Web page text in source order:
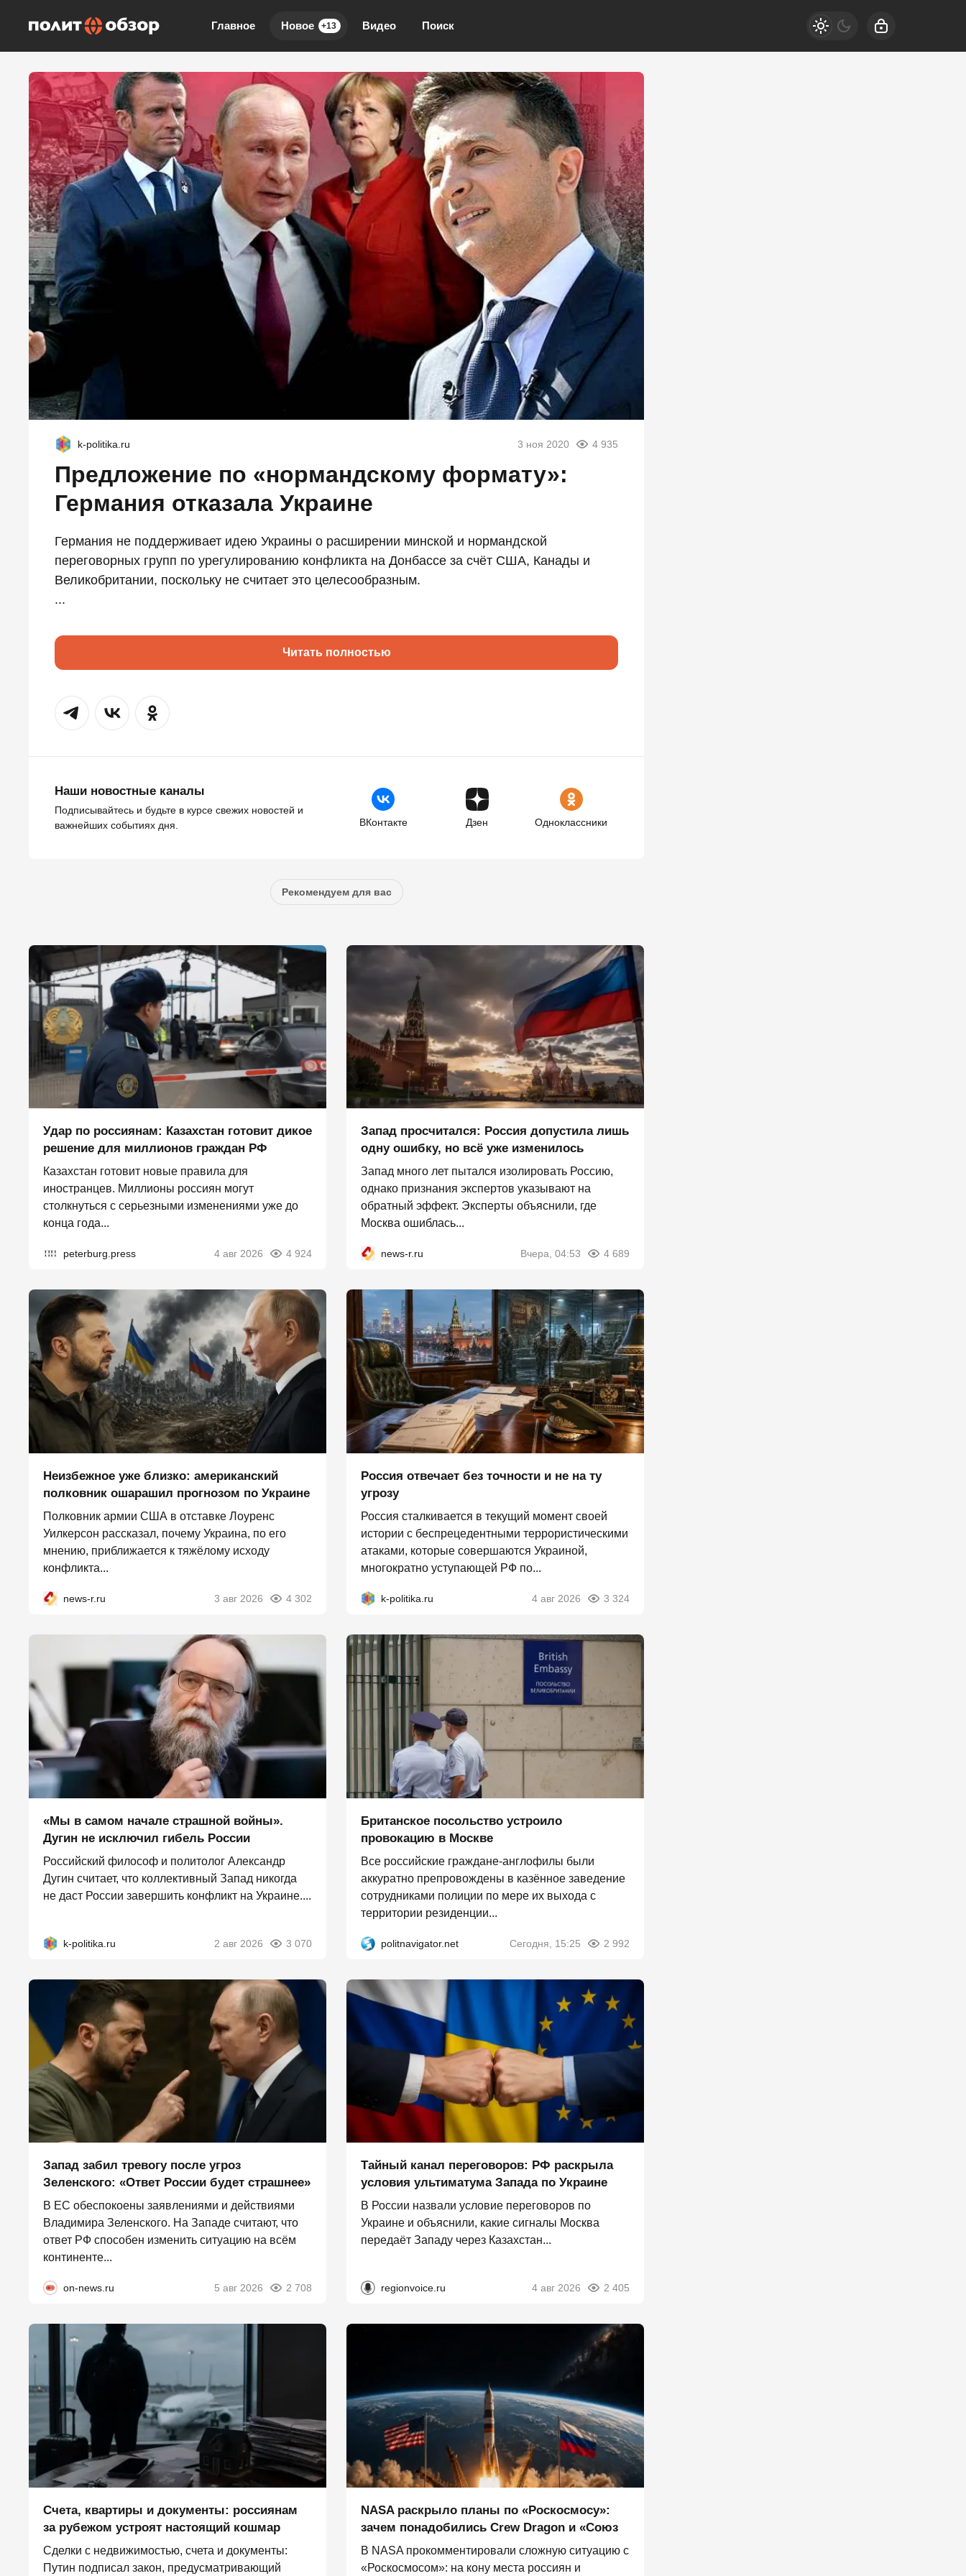
Главное Новое +13 Видео Поиск
k-politika.ru 3 ноя 2020 4 935
Предложение по «нормандскому формату»:
Германия отказала Украине
Германия не поддерживает идею Украины о расширении минской и нормандской
переговорных групп по урегулированию конфликта на Донбассе за счёт США, Канады и
Великобритании, поскольку не считает это целесообразным.
...
Читать полностью
Наши новостные каналы
Подписывайтесь и будьте в курсе свежих новостей и
важнейших событиях дня.
ВКонтакте Дзен Одноклассники
Рекомендуем для вас
Удар по россиянам: Казахстан готовит дикое
решение для миллионов граждан РФ
Казахстан готовит новые правила для
иностранцев. Миллионы россиян могут
столкнуться с серьезными изменениями уже до
конца года...
peterburg.press 4 авг 2026 4 924
Запад просчитался: Россия допустила лишь
одну ошибку, но всё уже изменилось
Запад много лет пытался изолировать Россию,
однако признания экспертов указывают на
обратный эффект. Эксперты объяснили, где
Москва ошиблась...
news-r.ru Вчера, 04:53 4 689
Неизбежное уже близко: американский
полковник ошарашил прогнозом по Украине
Полковник армии США в отставке Лоуренс
Уилкерсон рассказал, почему Украина, по его
мнению, приближается к тяжёлому исходу
конфликта...
news-r.ru 3 авг 2026 4 302
Россия отвечает без точности и не на ту
угрозу
Россия сталкивается в текущий момент своей
истории с беспрецедентными террористическими
атаками, которые совершаются Украиной,
многократно уступающей РФ по...
k-politika.ru 4 авг 2026 3 324
«Мы в самом начале страшной войны».
Дугин не исключил гибель России
Российский философ и политолог Александр
Дугин считает, что коллективный Запад никогда
не даст России завершить конфликт на Украине....
k-politika.ru 2 авг 2026 3 070
Британское посольство устроило
провокацию в Москве
Все российские граждане-англофилы были
аккуратно препровождены в казённое заведение
сотрудниками полиции по мере их выхода с
территории резиденции...
politnavigator.net Сегодня, 15:25 2 992
Запад забил тревогу после угроз
Зеленского: «Ответ России будет страшнее»
В ЕС обеспокоены заявлениями и действиями
Владимира Зеленского. На Западе считают, что
ответ РФ способен изменить ситуацию на всём
континенте...
on-news.ru 5 авг 2026 2 708
Тайный канал переговоров: РФ раскрыла
условия ультиматума Запада по Украине
В России назвали условие переговоров по
Украине и объяснили, какие сигналы Москва
передаёт Западу через Казахстан...
regionvoice.ru 4 авг 2026 2 405
Счета, квартиры и документы: россиянам
за рубежом устроят настоящий кошмар
Сделки с недвижимостью, счета и документы:
Путин подписал закон, предусматривающий
NASA раскрыло планы по «Роскосмосу»:
зачем понадобились Crew Dragon и «Союз
В NASA прокомментировали сложную ситуацию с
«Роскосмосом»: на кону места россиян и